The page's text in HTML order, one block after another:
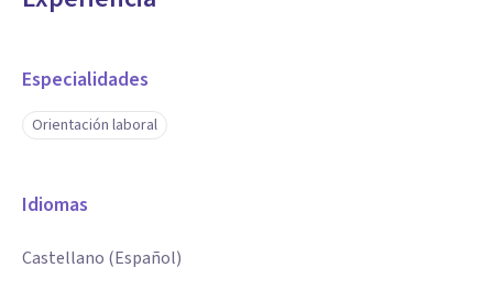
Especialidades
Orientación laboral
Idiomas
Castellano (Español)